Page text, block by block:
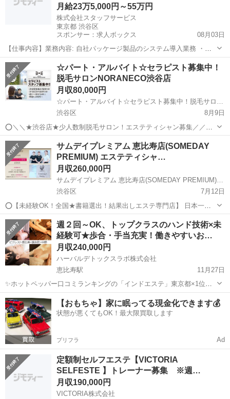
月給23万5,000円～55万円
株式会社スタッフサービス
東京都 渋谷区
スポンサー：求人ボックス
08月03日
【仕事内容】業務内容: 自社パッケージ製品のシステム導入業務 ・名
刺管理アプリおよびマーケティング支援ツールの導入対応 ・クライア
ントとの要件定義、実装内容の合意形成 ・発注内容を基にしたプロジ
ェクト計画の立案 ・導入に伴う社内外...
正社員
☆パート・アルバイト☆セラピスト募集中！
脱毛サロンNORANECO渋谷店
月収80,000円
☆パート・アルバイト☆セラピスト募集中！脱毛サロンNORANECO渋谷店
渋谷区
8月9日
⭕️＼＼★渋谷店★少人数制脱毛サロン！エステティシャン募集／／
〈渋谷宮下パークからすぐ！渋谷駅から徒歩5分の立地で通いやすさ
◎〉 アットホームな環境で、スタッフ同士のコミュニケーションを大
切にしています。 日々の業務...
東京 エステティシャン 業務
サムデイプレミアム 恵比寿店(SOMEDAY
PREMIUM) エステティシャ…
月収260,000円
サムデイプレミアム 恵比寿店(SOMEDAY PREMIUM) エステティシャン募集中!
渋谷区
7月12日
⭕️【未経験OK！全国★書籍選出！結果出しエステ専門店】 日本一女
性が働きやすい環境を作りたい！ 大企業並みの福利厚生を実現した
い！と本気で取り組んでいます。 ⭕️エステティシャン募集！ サロン業
務全般のほか、施...
東京 渋谷区 エステティシャン 未経験
週２回～OK、トップクラスのハンド技術×未
経験可★歩合・手当充実！働きやすいお…
月収240,000円
ハーバルデトックスラボ株式会社
恵比寿駅
11月27日
✨ホットペッパー口コミランキングの「インドエステ」東京都×1位獲
得✨ ～20代、30代のスタッフが活躍中！～ ・長期キャリア形成のため
未経験者は35歳まで/経験者38歳まで ・風紀上の理由で「女性のみ」
の募...
東京 渋谷区 恵比寿駅 エステティシャン 業務
【おもちゃ】家に眠ってる現金化できます💰
状態が悪くてもOK！最大限買取します
プリフラ Ad
定額制セルフエステ【VICTORIA
SELFESTE 】トレーナー募集 ※週…
月収190,000円
VICTORIA株式会社